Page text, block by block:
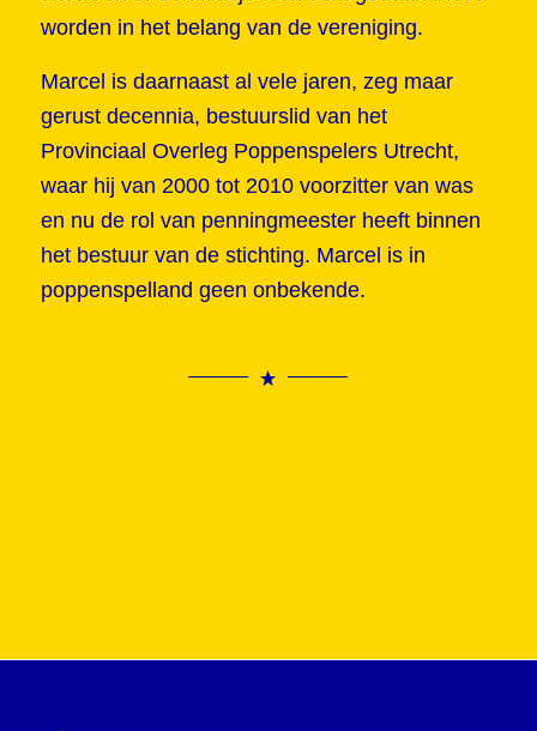
worden in het belang van de vereniging.
Marcel is daarnaast al vele jaren, zeg maar
gerust decennia, bestuurslid van het
Provinciaal Overleg Poppenspelers Utrecht,
waar hij van 2000 tot 2010 voorzitter van was
en nu de rol van penningmeester heeft binnen
het bestuur van de stichting. Marcel is in
poppenspelland geen onbekende.